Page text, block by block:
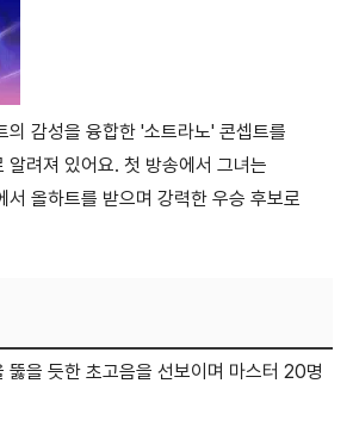
감성을 융합한 '소트라노' 콘셉트를
려져 있어요. 첫 방송에서 그녀는
올하트를 받으며 강력한 우승 후보로
을 듯한 초고음을 선보이며 마스터 20명